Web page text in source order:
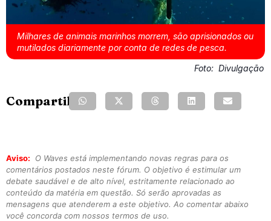
Milhares de animais marinhos morrem, são aprisionados ou
mutilados diariamente por conta de redes de pesca.
Foto: Divulgação
Compartilhe:
Aviso:
O Waves está implementando novas regras para os
comentários postados neste fórum. O objetivo é estimular um
debate saudável e de alto nível, estritamente relacionado ao
conteúdo da matéria em questão. Só serão aprovadas as
mensagens que atenderem a este objetivo. Ao comentar abaixo
você concorda com nossos termos de uso.